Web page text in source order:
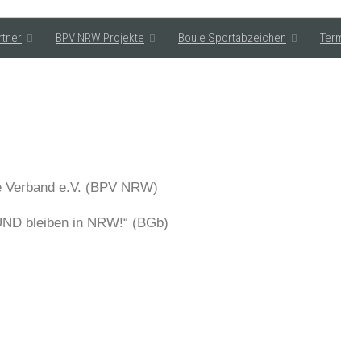
BPV NRW Projekte Boule Sportabzeichen
e.V. (BPV NRW)
bleiben in NRW!“ (BGb)